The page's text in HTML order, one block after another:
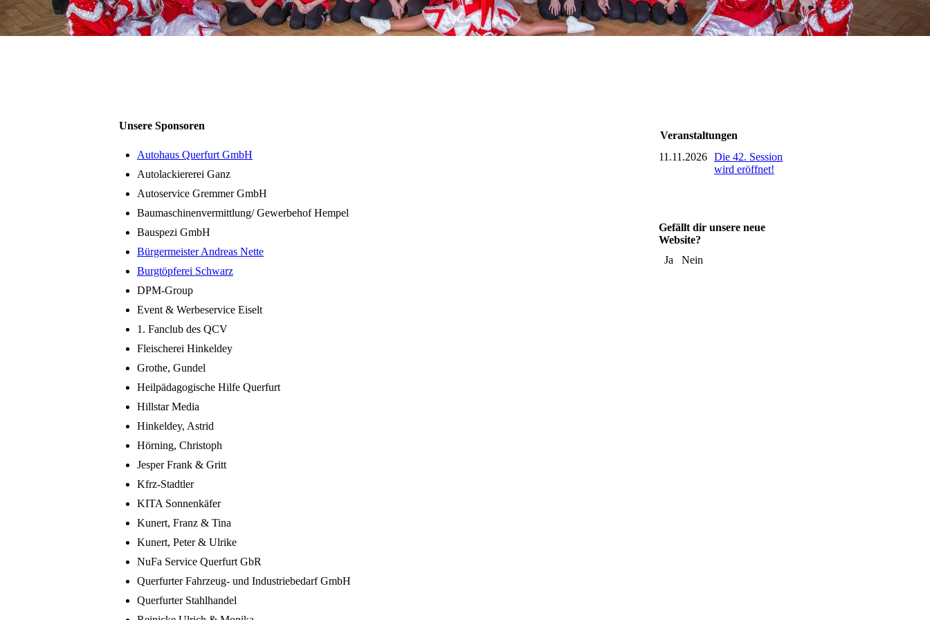
Unsere Sponsoren
Autohaus Querfurt GmbH
Autolackiererei Ganz
Autoservice Gremmer GmbH
Baumaschinenvermittlung/ Gewerbehof Hempel
Bauspezi GmbH
Bürgermeister Andreas Nette
Burgtöpferei Schwarz
DPM-Group
Event & Werbeservice Eiselt
1. Fanclub des QCV
Fleischerei Hinkeldey
Grothe, Gundel
Heilpädagogische Hilfe Querfurt
Hillstar Media
Hinkeldey, Astrid
Hörning, Christoph
Jesper Frank & Gritt
Kfrz-Stadtler
KITA Sonnenkäfer
Kunert, Franz & Tina
Kunert, Peter & Ulrike
NuFa Service Querfurt GbR
Querfurter Fahrzeug- und Industriebedarf GmbH
Querfurter Stahlhandel
Veranstaltungen
11.11.2026 Die 42. Session
wird eröffnet!
Gefällt dir unsere neue
Website?
Ja
Nein